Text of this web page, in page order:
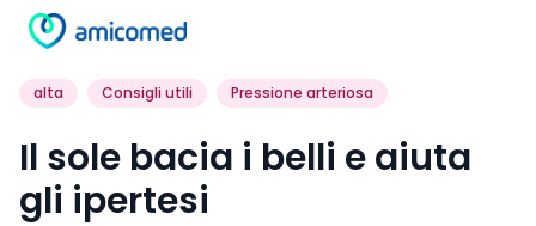
Una buona novità per gli ipertesi: l’esposizione
alla luce solare sembra essere in grado di
modificare i livelli di ossido nitrico a livello
cutaneo e dilatare i vasi sanguigni, riducendo
così la pressione arteriosa.